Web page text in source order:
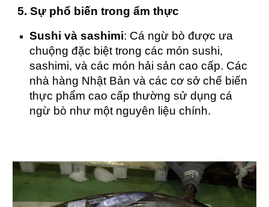
5. Sự phổ biến trong ẩm thực
Sushi và sashimi: Cá ngừ bò được ưa
chuộng đặc biệt trong các món sushi,
sashimi, và các món hải sản cao cấp. Các
nhà hàng Nhật Bản và các cơ sở chế biến
thực phẩm cao cấp thường sử dụng cá
ngừ bò như một nguyên liệu chính.